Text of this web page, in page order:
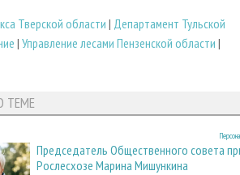
Тверской области| Департамент Тульской
| Управление лесами Пензенской области |
ТЕМЕ
Персона
Председатель Общественного совета
Рослесхозе Марина Мишункина